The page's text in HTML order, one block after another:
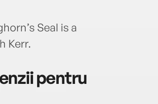
Seal is a
Kerr.
pentru